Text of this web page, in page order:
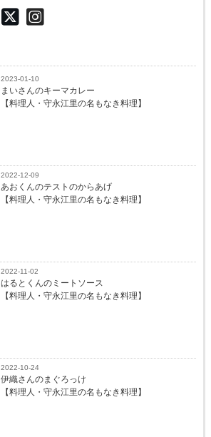
2023-01-10
まいさんのキーマカレー
【料理人・守永江里の名もなき料理】
2022-12-09
あおくんのテストのからあげ
【料理人・守永江里の名もなき料理】
2022-11-02
はるとくんのミートソース
【料理人・守永江里の名もなき料理】
2022-10-24
伊織さんのまぐろっけ
【料理人・守永江里の名もなき料理】